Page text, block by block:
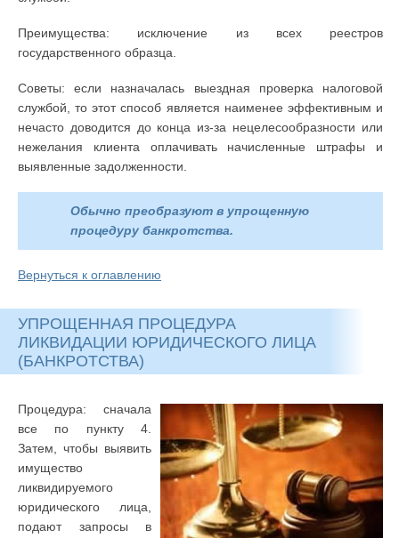
Преимущества: исключение из всех реестров
государственного образца.
Советы: если назначалась выездная проверка налоговой
службой, то этот способ является наименее эффективным и
нечасто доводится до конца из-за нецелесообразности или
нежелания клиента оплачивать начисленные штрафы и
выявленные задолженности.
Обычно преобразуют в упрощенную
процедуру банкротства.
Вернуться к оглавлению
УПРОЩЕННАЯ ПРОЦЕДУРА
ЛИКВИДАЦИИ ЮРИДИЧЕСКОГО ЛИЦА
(БАНКРОТСТВА)
Процедура: сначала
все по пункту 4.
Затем, чтобы выявить
имущество
ликвидируемого
юридического лица,
подают запросы в